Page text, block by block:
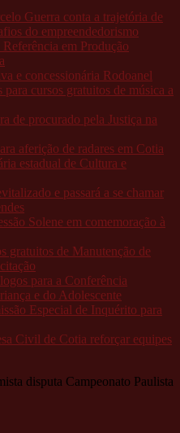
Guerra conta a trajetória de
do empreendedorismo
em Produção
e concessionária Rodoanel
cursos gratuitos de música a
de procurado pela Justiça na
aferição de radares em Cotia
estadual de Cultura e
e passará a se chamar
Solene em comemoração à
gratuitos de Manutenção de
para a Conferência
e do Adolescente
Especial de Inquérito para
Civil de Cotia reforçar equipes
disputa Campeonato Paulista